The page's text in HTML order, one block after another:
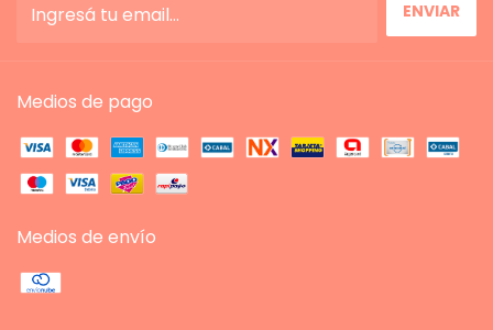
Medios de pago
Medios de envío